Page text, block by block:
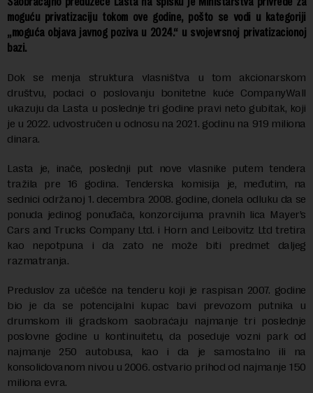
moguću privatizaciju tokom ove godine, pošto se vodi u kategoriji
„moguća objava javnog poziva u 2024.“ u svojevrsnoj privatizacionoj
bazi.
Dok se menja struktura vlasništva u tom akcionarskom
društvu, podaci o poslovanju bonitetne kuće CompanyWall
ukazuju da Lasta u poslednje tri godine pravi neto gubitak, koji
je u 2022. udvostručen u odnosu na 2021. godinu na 919 miliona
dinara.
Lasta je, inače, poslednji put nove vlasnike putem tendera
tražila pre 16 godina. Tenderska komisija je, međutim, na
sednici održanoj 1. decembra 2008. godine, donela odluku da se
ponuda jedinog ponuđača, konzorcijuma pravnih lica Mayer’s
Cars and Trucks Company Ltd. i Horn and Leibovitz Ltd tretira
kao nepotpuna i da zato ne može biti predmet daljeg
razmatranja.
Preduslov za učešće na tenderu koji je raspisan 2007. godine
bio je da se potencijalni kupac bavi prevozom putnika u
drumskom ili gradskom saobraćaju najmanje tri poslednje
poslovne godine u kontinuitetu, da poseduje vozni park od
najmanje 250 autobusa, kao i da je samostalno ili na
konsolidovanom nivou u 2006. ostvario prihod od najmanje 150
miliona evra.